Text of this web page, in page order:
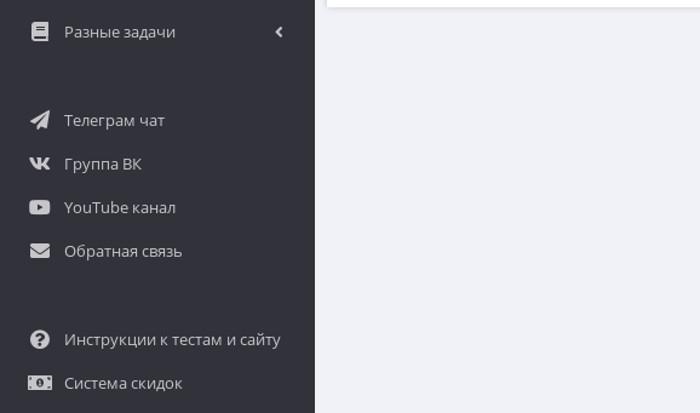
Разные задачи
Телеграм чат
Группа ВК
YouTube канал
Обратная связь
Инструкции к тестам и сайту
Система скидок